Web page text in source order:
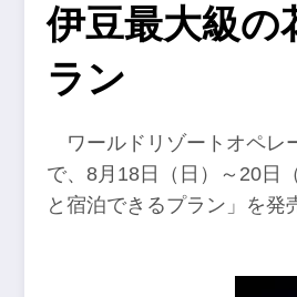
伊豆最大級の
ラン
ワールドリゾートオペレ
で、8月18日（日）～20日
と宿泊できるプラン」を発